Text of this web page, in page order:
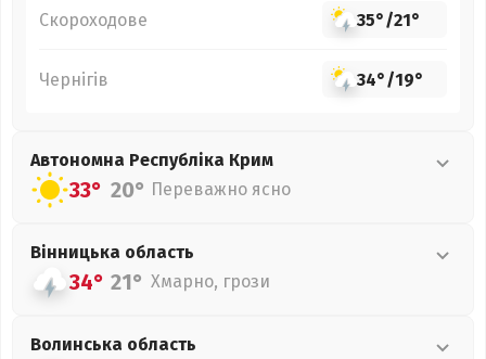
Скороходове 35°/21°
Чернігів 34°/19°
Автономна Республіка Крим
33° 20° Переважно ясно
Вінницька область
34° 21° Хмарно, грози
Волинська область